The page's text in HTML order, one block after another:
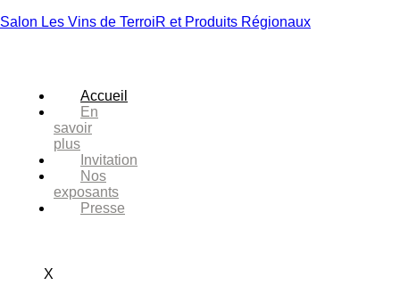
Salon Les Vins de TerroiR et Produits Régionaux
Accueil
En
savoir
plus
Invitation
Nos
exposants
Presse
X